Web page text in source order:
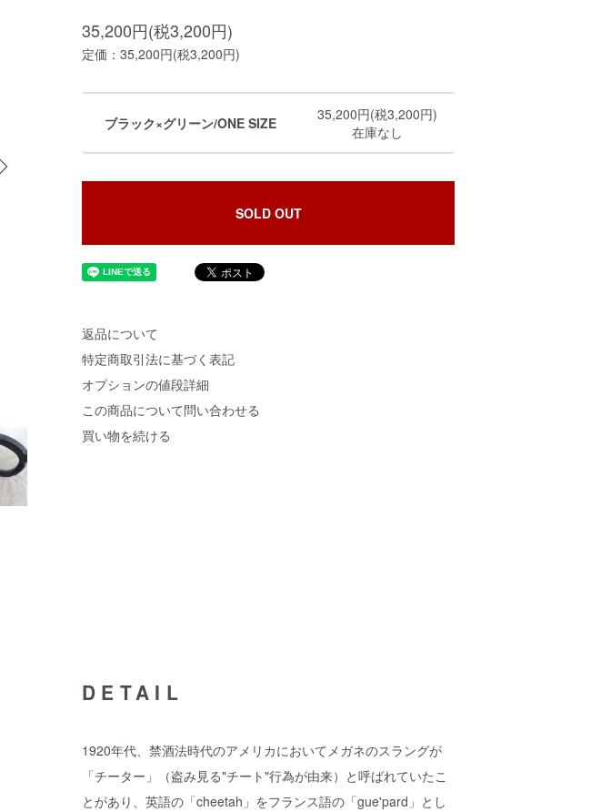
35,200円(税3,200円)
定価：35,200円(税3,200円)
ブラック×グリーン/ONE SIZE
35,200円(税3,200円)
在庫なし
SOLD OUT
返品について
特定商取引法に基づく表記
オプションの値段詳細
この商品について問い合わせる
買い物を続ける
DETAIL
1920年代、禁酒法時代のアメリカにおいてメガネのスラングが
「チーター」（盗み見る"チート"行為が由来）と呼ばれていたこ
とがあり、英語の「cheetah」をフランス語の「gue'pard」とし